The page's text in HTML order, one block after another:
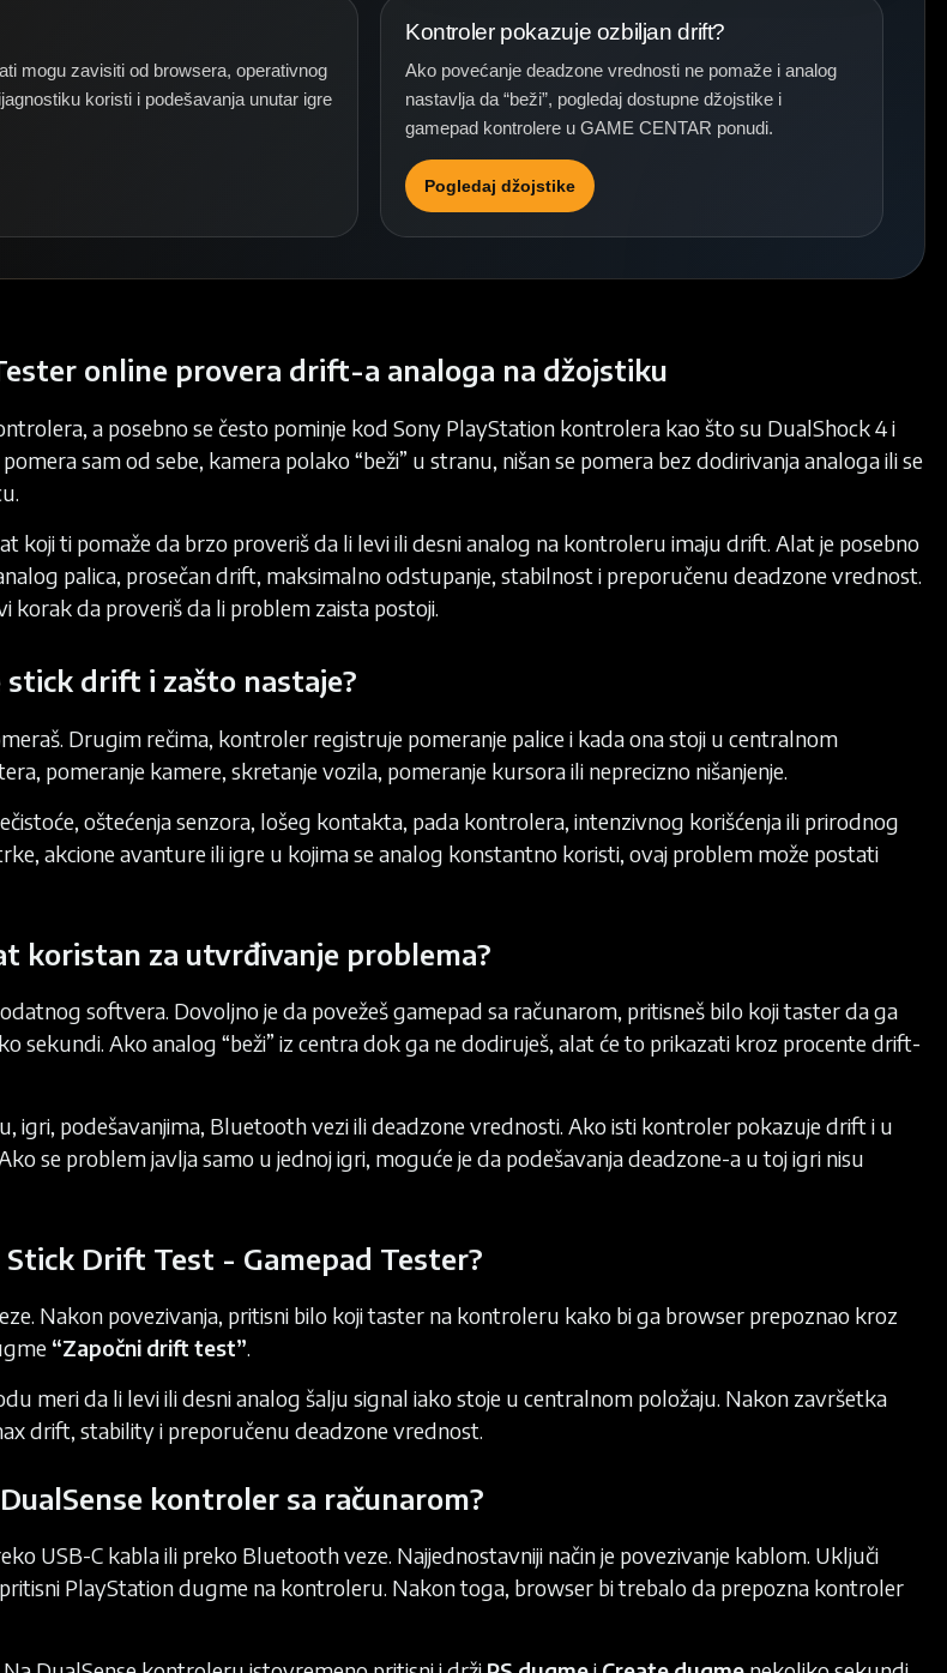
mogu zavisiti od browsera, operativnog
koristi i podešavanja unutar igre
Kontroler pokazuje ozbiljan drift?
Ako povećanje deadzone vrednosti ne pomaže i analog
nastavlja da “beži”, pogledaj dostupne džojstike i
gamepad kontrolere u GAME CENTAR ponudi.
Pogledaj džojstike
online provera drift-a analoga na džojstiku
a posebno se često pominje kod Sony PlayStation kontrolera kao što su DualShock 4 i
sam od sebe, kamera polako “beži” u stranu, nišan se pomera bez dodirivanja analoga ili se
koji ti pomaže da brzo proveriš da li levi ili desni analog na kontroleru imaju drift. Alat je posebno
palica, prosečan drift, maksimalno odstupanje, stabilnost i preporučenu deadzone vrednost.
korak da proveriš da li problem zaista postoji.
stick drift i zašto nastaje?
Drugim rečima, kontroler registruje pomeranje palice i kada ona stoji u centralnom
pomeranje kamere, skretanje vozila, pomeranje kursora ili neprecizno nišanjenje.
oštećenja senzora, lošeg kontakta, pada kontrolera, intenzivnog korišćenja ili prirodnog
akcione avanture ili igre u kojima se analog konstantno koristi, ovaj problem može postati
koristan za utvrđivanje problema?
softvera. Dovoljno je da povežeš gamepad sa računarom, pritisneš bilo koji taster da ga
sekundi. Ako analog “beži” iz centra dok ga ne dodiruješ, alat će to prikazati kroz procente drift-
igri, podešavanjima, Bluetooth vezi ili deadzone vrednosti. Ako isti kontroler pokazuje drift i u
se problem javlja samo u jednoj igri, moguće je da podešavanja deadzone-a u toj igri nisu
Drift Test - Gamepad Tester?
Nakon povezivanja, pritisni bilo koji taster na kontroleru kako bi ga browser prepoznao kroz
“Započni drift test”.
meri da li levi ili desni analog šalju signal iako stoje u centralnom položaju. Nakon završetka
drift, stability i preporučenu deadzone vrednost.
kontroler sa računarom?
USB-C kabla ili preko Bluetooth veze. Najjednostavniji način je povezivanje kablom. Uključi
PlayStation dugme na kontroleru. Nakon toga, browser bi trebalo da prepozna kontroler